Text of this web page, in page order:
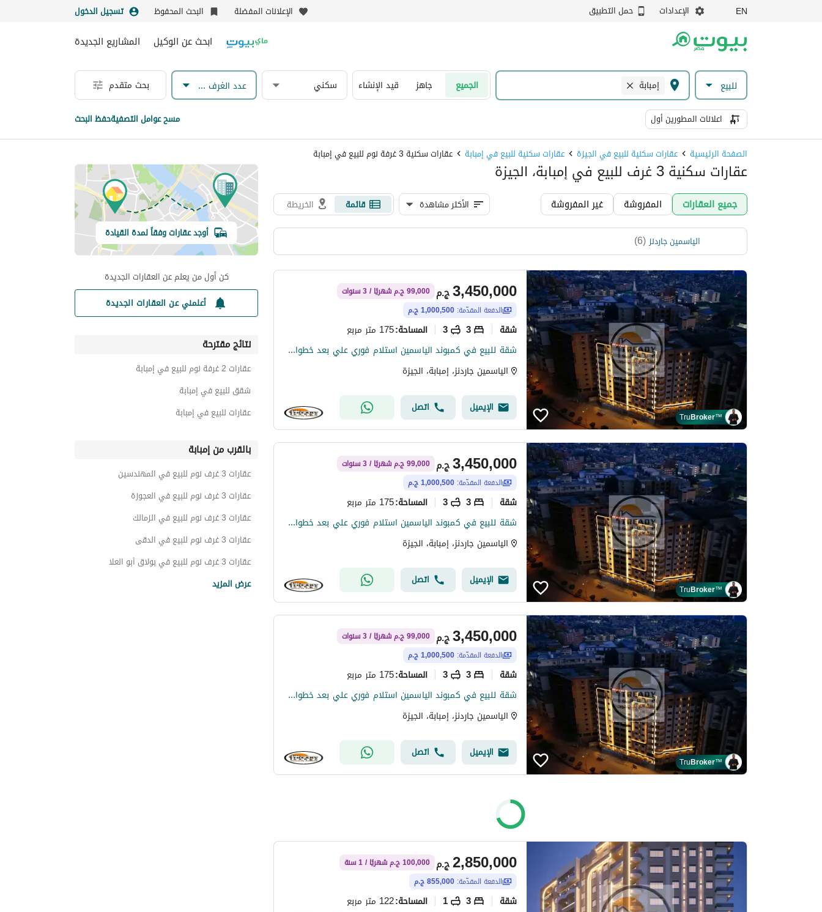
EN الإعدادات حمل التطبيق الإعلانات المفضلة البحث المحفوظ تسجيل الدخول
ابحث عن الوكيل المشاريع الجديدة
للبيع إمبابة الجميع جاهز قيد الإنشاء سكني عدد الغرف & الحمامات بحث متقدم
اعلانات المطورين أول مسح عوامل التصفيةحفظ البحث
الصفحة الرئيسية عقارات سكنية للبيع في الجيزة عقارات سكنية للبيع في إمبابة عقارات سكنية 3 غرفة نوم للبيع في إمبابة
عقارات سكنية 3 غرف للبيع في إمبابة، الجيزة
جميع العقارات المفروشة غير المفروشة الأكثر مشاهدة قائمة الخريطة
الياسمين جاردنز(
6
)
TruBroker™
ج.م3,450,000
99,000 ج.م شهريًا / 3 سنوات
الدفعة المقدّمة: 1,000,500 ج.م
شقة 3
3 المساحة:175 متر مربع
شقة للبيع في كمبوند الياسمين استلام فوري علي بعد خطوات من وسط البلد وبجوار المهندسين والكورنيش بانظمة سداد مختلفة ومتنوعة
الياسمين جاردنز، إمبابة، الجيزة
الإيميل اتصل
TruBroker™
ج.م3,450,000
99,000 ج.م شهريًا / 3 سنوات
الدفعة المقدّمة: 1,000,500 ج.م
شقة 3
3 المساحة:175 متر مربع
شقة للبيع في كمبوند الياسمين استلام فوري علي بعد خطوات من وسط البلد وبجوار المهندسين والكورنيش بانظمة سداد مختلفة ومتنوعة
الياسمين جاردنز، إمبابة، الجيزة
الإيميل اتصل
TruBroker™
ج.م3,450,000
99,000 ج.م شهريًا / 3 سنوات
الدفعة المقدّمة: 1,000,500 ج.م
شقة 3
3 المساحة:175 متر مربع
شقة للبيع في كمبوند الياسمين استلام فوري علي بعد خطوات من وسط البلد وبجوار المهندسين والكورنيش بانظمة سداد مختلفة ومتنوعة
الياسمين جاردنز، إمبابة، الجيزة
الإيميل اتصل
ج.م2,850,000
100,000 ج.م شهريًا / 1 سنة
الدفعة المقدّمة: 855,000 ج.م
شقة 3
1 المساحة:122 متر مربع
أوجد عقارات وفقاً لمدة القيادة
كن أول من يعلم عن العقارات الجديدة
أعلمني عن العقارات الجديدة
نتائج مقترحة
عقارات 2 غرفة نوم للبيع في إمبابة
شقق للبيع في إمبابة
عقارات للبيع في إمبابة
بالقرب من إمبابة
عقارات 3 غرف نوم للبيع في المهندسين
عقارات 3 غرف نوم للبيع في العجوزة
عقارات 3 غرف نوم للبيع في الزمالك
عقارات 3 غرف نوم للبيع في الدقى
عقارات 3 غرف نوم للبيع في بولاق أبو العلا
عرض المزيد